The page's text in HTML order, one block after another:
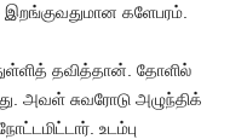
இறங்குவதுமான களேபரம்
தவித்தான் தோளில்
அவள் சுவரோடு அழுந்திக்
உடம்பு